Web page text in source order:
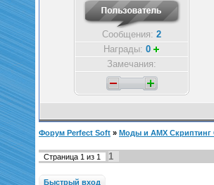
Сообщения: 2
Награды: 0
Замечания:
Форум Perfect Soft » Моды и AMX Скриптинг
Страница 1 из 1 1